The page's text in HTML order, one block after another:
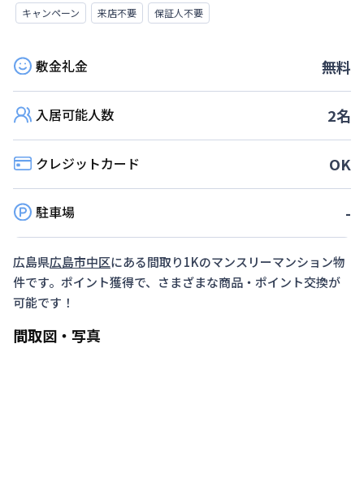
その他の期間や長期利用等の料金等、まずはお気
の追加料金は別途必要となります。 ※キャンペー
ンを見たとお伝えください。 ※お部屋が無くなり
次第終了します。
対象期間
2026年7月14日~
キャンペーン
来店不要 保証人不要
敷金礼金 無料
入居可能人数 2名
クレジットカード OK
駐車場 -
広島県広島市中区にある間取り1Kのマンスリーマンション物
件です。ポイント獲得で、さまざまな商品・ポイント交換が
可能です！
間取図・写真